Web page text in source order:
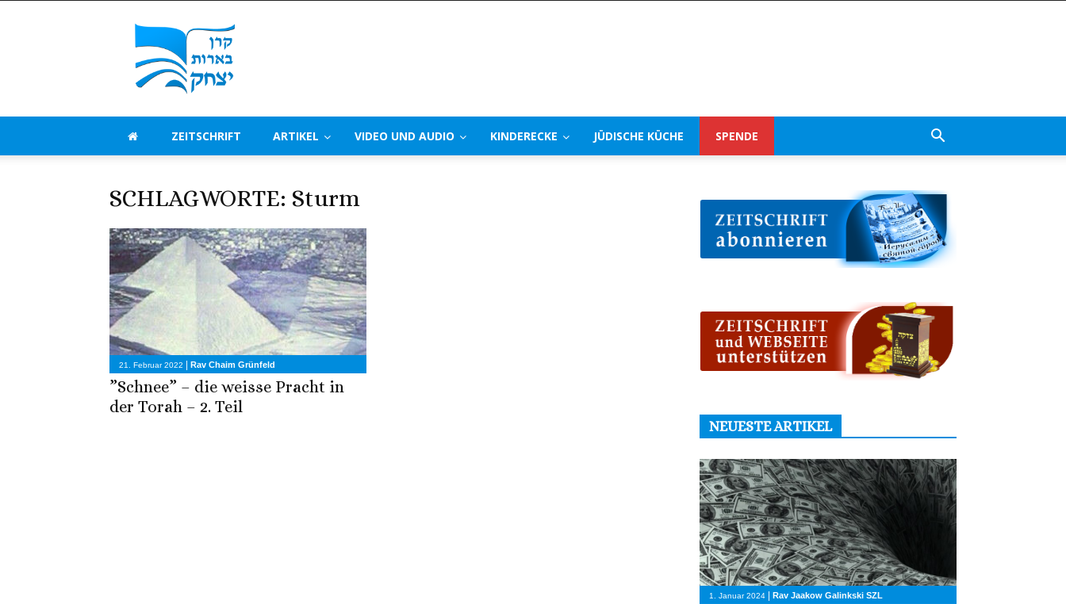
Beerot
Izchak
Deutschland
ZEITSCHRIFT ARTIKEL VIDEO UND AUDIO KINDERECKE JÜDISCHE KÜCHE SPENDE
SCHLAGWORTE: Sturm
21. Februar 2022 Rav Chaim Grünfeld
”Schnee” – die weisse Pracht in
der Torah – 2. Teil
NEUESTE ARTIKEL
1. Januar 2024 | Rav Jaakow Galinkski SZL